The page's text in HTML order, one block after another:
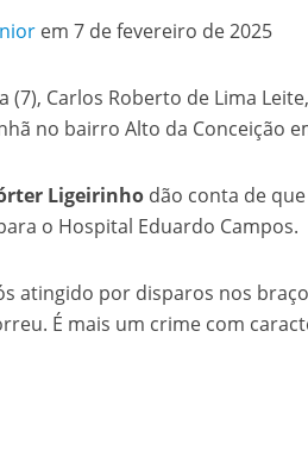
em 7 de fevereiro de 2025
Carlos Roberto de Lima
no bairro Alto da Conceição
Ligeirinho dão conta de
o Hospital Eduardo Campos.
atingido por disparos nos
É mais um crime com